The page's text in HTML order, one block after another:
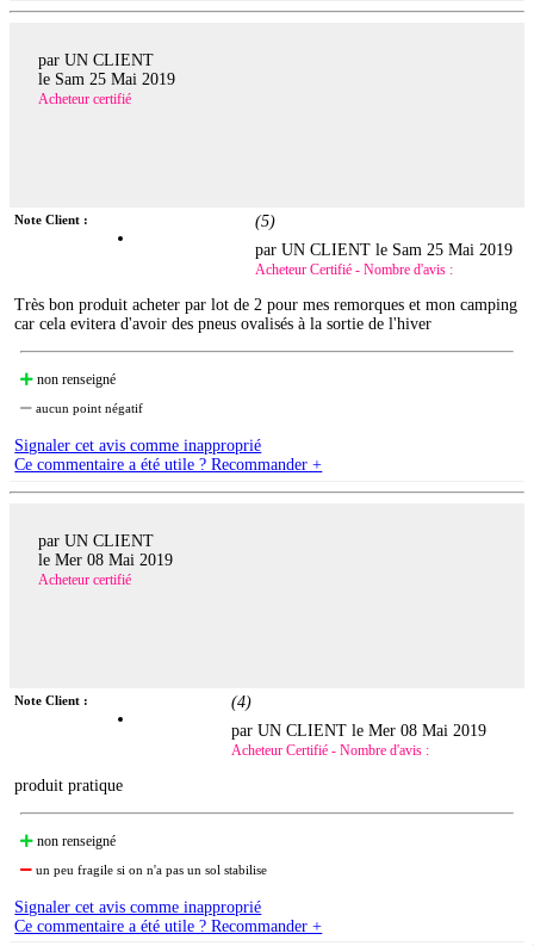
par UN CLIENT
le Sam 25 Mai 2019
Acheteur certifié
Note Client : (5)
par UN CLIENT le Sam 25 Mai 2019
Acheteur Certifié - Nombre d'avis :
Très bon produit acheter par lot de 2 pour mes remorques et mon camping
car cela evitera d'avoir des pneus ovalisés à la sortie de l'hiver
non renseigné
aucun point négatif
Signaler cet avis comme inapproprié
Ce commentaire a été utile ? Recommander +
par UN CLIENT
le Mer 08 Mai 2019
Acheteur certifié
Note Client : (4)
par UN CLIENT leMer 08 Mai 2019
Acheteur Certifié - Nombre d'avis :
produit pratique
non renseigné
un peu fragile si on n'a pas un sol stabilise
Signaler cet avis comme inapproprié
Ce commentaire a été utile ? Recommander +